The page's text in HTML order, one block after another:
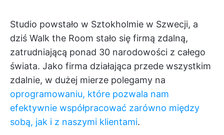
Studio powstało w Sztokholmie w Szwecji, a
dziś Walk the Room stało się firmą zdalną,
zatrudniającą ponad 30 narodowości z całego
świata. Jako firma działająca przede wszystkim
zdalnie, w dużej mierze polegamy na
oprogramowaniu, które pozwala nam
efektywnie współpracować zarówno między
sobą, jak i z naszymi klientami.